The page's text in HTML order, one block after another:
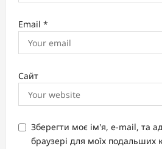
Email *
Сайт
Зберегти моє ім'я, e-mail, та
браузері для моїх подальших